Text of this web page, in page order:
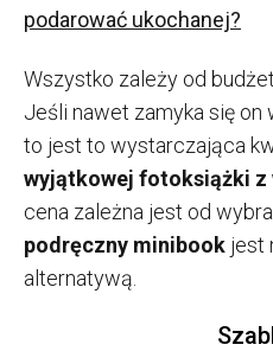
podarować ukochanej?
Wszystko zależy od
Jeśli nawet zamyka się on
to jest to wystarczająca
wyjątkowej fotoksiążki z
cena zależna jest od
podręczny minibook jest
alternatywą.